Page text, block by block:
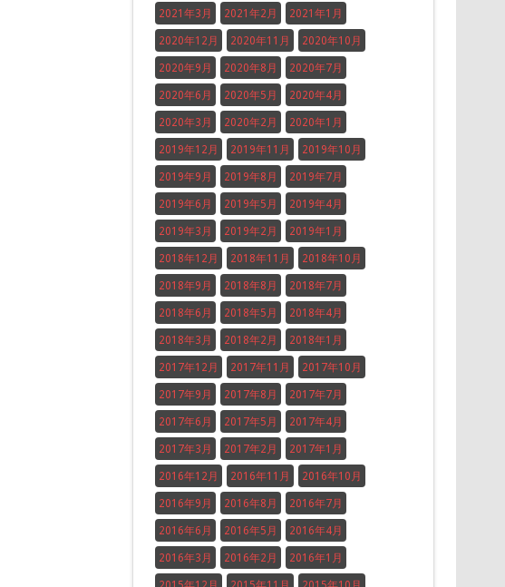
2021年3月 2021年2月 2021年1月
2020年12月 2020年11月 2020年10月
2020年9月 2020年8月 2020年7月
2020年6月 2020年5月 2020年4月
2020年3月 2020年2月 2020年1月
2019年12月 2019年11月 2019年10月
2019年9月 2019年8月 2019年7月
2019年6月 2019年5月 2019年4月
2019年3月 2019年2月 2019年1月
2018年12月 2018年11月 2018年10月
2018年9月 2018年8月 2018年7月
2018年6月 2018年5月 2018年4月
2018年3月 2018年2月 2018年1月
2017年12月 2017年11月 2017年10月
2017年9月 2017年8月 2017年7月
2017年6月 2017年5月 2017年4月
2017年3月 2017年2月 2017年1月
2016年12月 2016年11月 2016年10月
2016年9月 2016年8月 2016年7月
2016年6月 2016年5月 2016年4月
2016年3月 2016年2月 2016年1月